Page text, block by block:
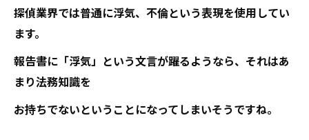
探偵業界では普通に浮気、不倫という表現を使用してい
ます。
報告書に「浮気」という文言が躍るようなら、それはあ
まり法務知識を
お持ちでないということになってしまいそうですね。